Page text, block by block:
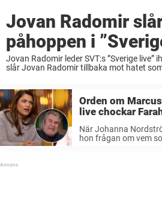
Jovan Radomir
påhoppen i
Jovan Radomir leder SVT:s ”Sverige live”
slår Jovan Radomir tillbaka mot hatet
Orden om
live chockar
När Johanna
hon frågan om vem